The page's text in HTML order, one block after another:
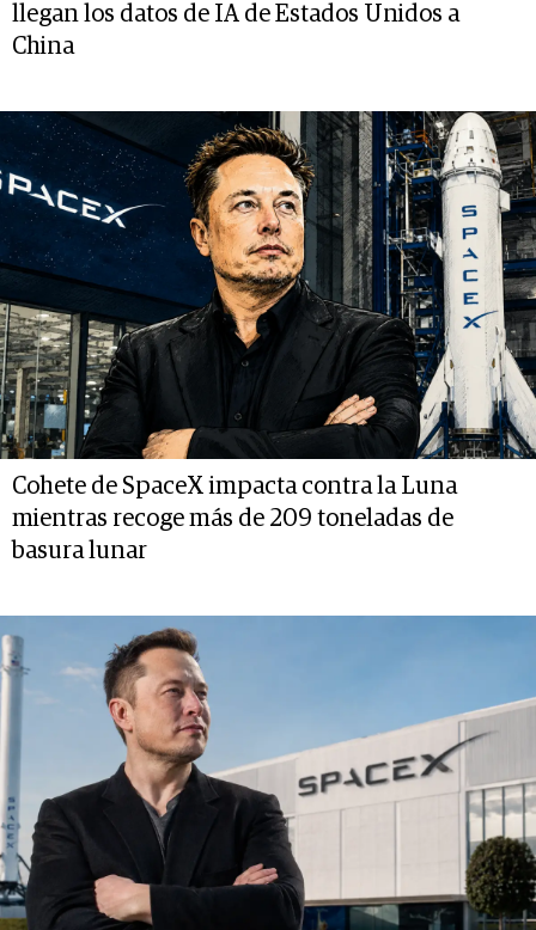
llegan los datos de IA de Estados Unidos a
China
Cohete de SpaceX impacta contra la Luna
mientras recoge más de 209 toneladas de
basura lunar